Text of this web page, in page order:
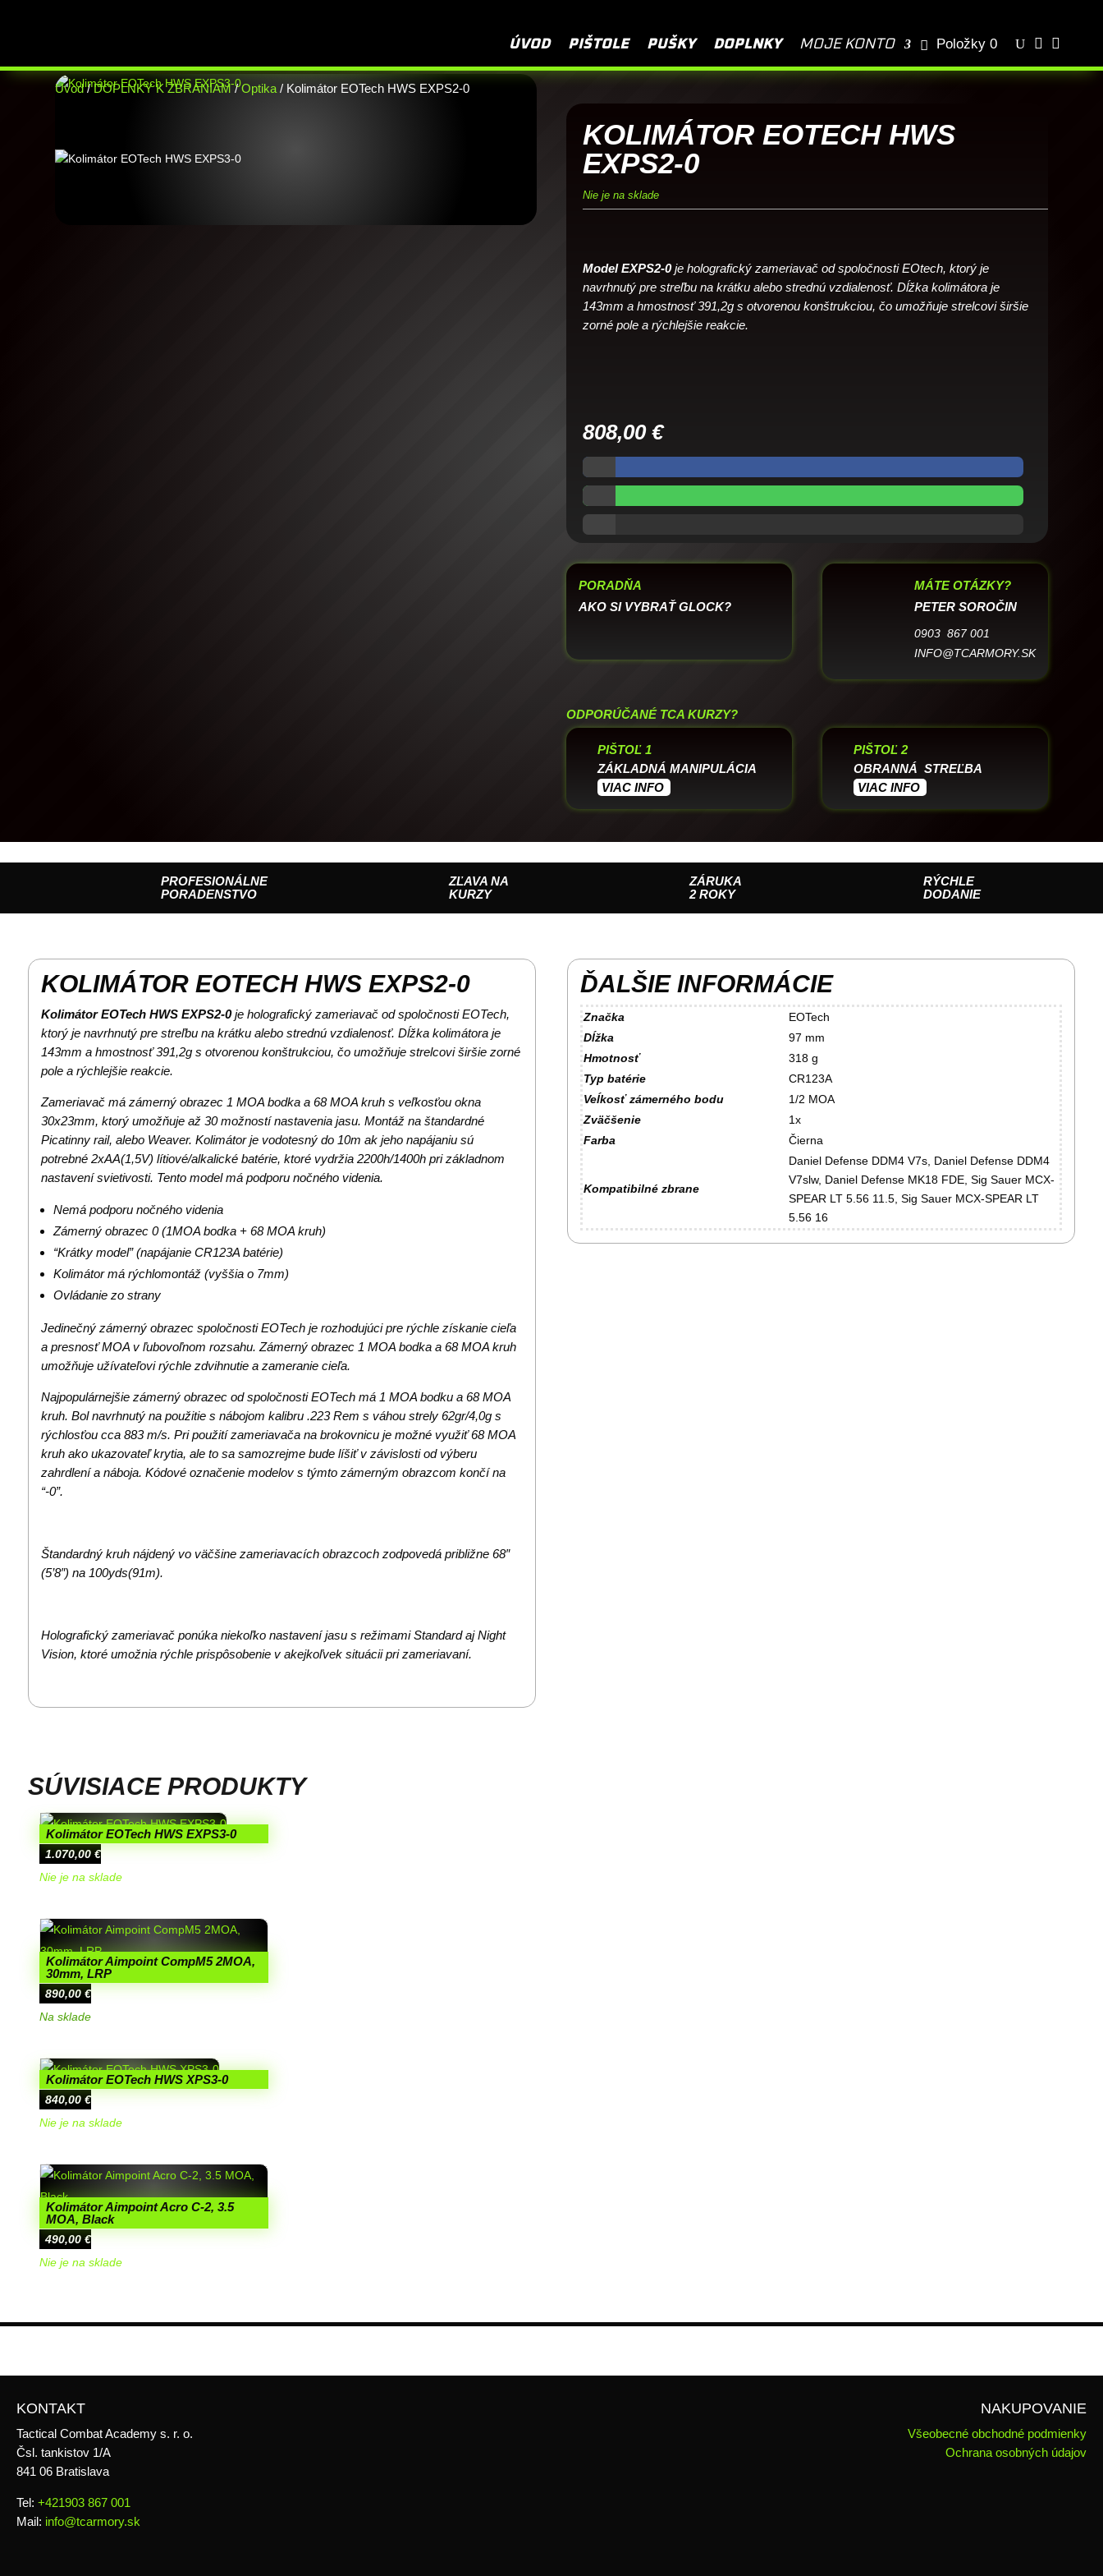
ÚVOD PIŠTOLE PUŠKY DOPLNKY MOJE KONTO Položky 0  
Úvod/DOPLNKY K ZBRANIAM/Optika / Kolimátor EOTech HWS EXPS2-0
KOLIMÁTOR EOTECH HWS
EXPS2-0
Nie je na sklade
Model EXPS2-0je holografický zameriavač od spoločnosti EOtech, ktorý je
navrhnutý pre streľbu na krátku alebo strednú vzdialenosť. Dĺžka kolimátora je
143mm a hmostnosť 391,2g s otvorenou konštrukciou, čo umožňuje strelcovi širšie
zorné pole a rýchlejšie reakcie.
808,00€
PORADŇA
AKO SI VYBRAŤ GLOCK?
MÁTE OTÁZKY?
PETER SOROČIN
0903 867 001
INFO@TCARMORY.SK
ODPORÚČANÉ TCA KURZY?
PIŠTOĽ 1
ZÁKLADNÁ MANIPULÁCIA
VIAC INFO
PIŠTOĽ 2
OBRANNÁ STREĽBA
VIAC INFO
PROFESIONÁLNE
PORADENSTVO
ZĽAVA NA
KURZY
ZÁRUKA
2 ROKY
RÝCHLE
DODANIE
KOLIMÁTOR EOTECH HWS EXPS2-0
Kolimátor EOTech HWS EXPS2-0je holografický zameriavač od spoločnosti EOTech,
ktorý je navrhnutý pre streľbu na krátku alebo strednú vzdialenosť. Dĺžka kolimátora je
143mm a hmostnosť 391,2g s otvorenou konštrukciou, čo umožňuje strelcovi širšie zorné
pole a rýchlejšie reakcie.
Zameriavač má zámerný obrazec 1 MOA bodka a 68 MOA kruh s veľkosťou okna
30x23mm, ktorý umožňuje až 30 možností nastavenia jasu. Montáž na štandardné
Picatinny rail, alebo Weaver. Kolimátor je vodotesný do 10m ak jeho napájaniu sú
potrebné 2xAA(1,5V) lítiové/alkalické batérie, ktoré vydržia 2200h/1400h pri základnom
nastavení svietivosti. Tento model má podporu nočného videnia.
Nemá podporu nočného videnia
Zámerný obrazec 0 (1MOA bodka + 68 MOA kruh)
“Krátky model” (napájanie CR123A batérie)
Kolimátor má rýchlomontáž (vyššia o 7mm)
Ovládanie zo strany
Jedinečný zámerný obrazec spoločnosti EOTech je rozhodujúci pre rýchle získanie cieľa
a presnosť MOA v ľubovoľnom rozsahu. Zámerný obrazec 1 MOA bodka a 68 MOA kruh
umožňuje užívateľovi rýchle zdvihnutie a zameranie cieľa.
Najpopulárnejšie zámerný obrazec od spoločnosti EOTech má 1 MOA bodku a 68 MOA
kruh. Bol navrhnutý na použitie s nábojom kalibru .223 Rem s váhou strely 62gr/4,0g s
rýchlosťou cca 883 m/s. Pri použití zameriavača na brokovnicu je možné využiť 68 MOA
kruh ako ukazovateľ krytia, ale to sa samozrejme bude líšiť v závislosti od výberu
zahrdlení a náboja. Kódové označenie modelov s týmto zámerným obrazcom končí na
“-0”.
Štandardný kruh nájdený vo väčšine zameriavacích obrazcoch zodpovedá približne 68″
(5’8″) na 100yds(91m).
Holografický zameriavač ponúka niekoľko nastavení jasu s režimami Standard aj Night
Vision, ktoré umožnia rýchle prispôsobenie v akejkoľvek situácii pri zameriavaní.
ĎALŠIE INFORMÁCIE
Značka
EOTech
Dĺžka
97 mm
Hmotnosť
318 g
Typ batérie
CR123A
Veĺkosť zámerného bodu
1/2 MOA
Zväčšenie
1x
Farba
Čierna
Kompatibilné zbrane
Daniel Defense DDM4 V7s, Daniel Defense DDM4
V7slw, Daniel Defense MK18 FDE, Sig Sauer MCX-
SPEAR LT 5.56 11.5, Sig Sauer MCX-SPEAR LT
5.56 16
SÚVISIACE PRODUKTY
Kolimátor EOTech HWS EXPS3-0
1.070,00 €
Nie je na sklade
Kolimátor Aimpoint CompM5 2MOA,
30mm, LRP
890,00 €
Na sklade
Kolimátor EOTech HWS XPS3-0
840,00 €
Nie je na sklade
Kolimátor Aimpoint Acro C-2, 3.5
MOA, Black
490,00 €
Nie je na sklade
KONTAKT
Tactical Combat Academy s. r. o.
Čsl. tankistov 1/A
841 06 Bratislava
Tel: +421903 867 001
Mail: info@tcarmory.sk
NAKUPOVANIE
Všeobecné obchodné podmienky
Ochrana osobných údajov